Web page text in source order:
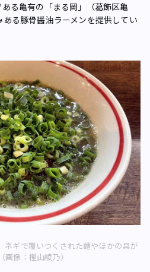
る亀有の「まる岡」（葛飾区亀
る豚骨醤油ラーメンを提供してい
ネギで覆いつくされた麺やほかの具が
画像：樫山綾乃）